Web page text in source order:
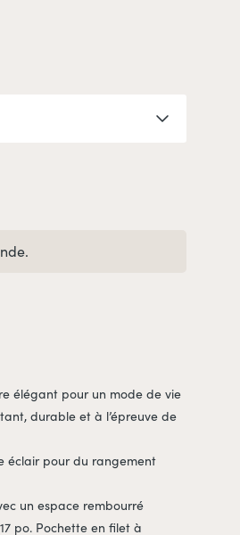
élégant pour un mode de vie
durable et à l’épreuve de
éclair pour du rangement
un espace rembourré
po. Pochette en filet à